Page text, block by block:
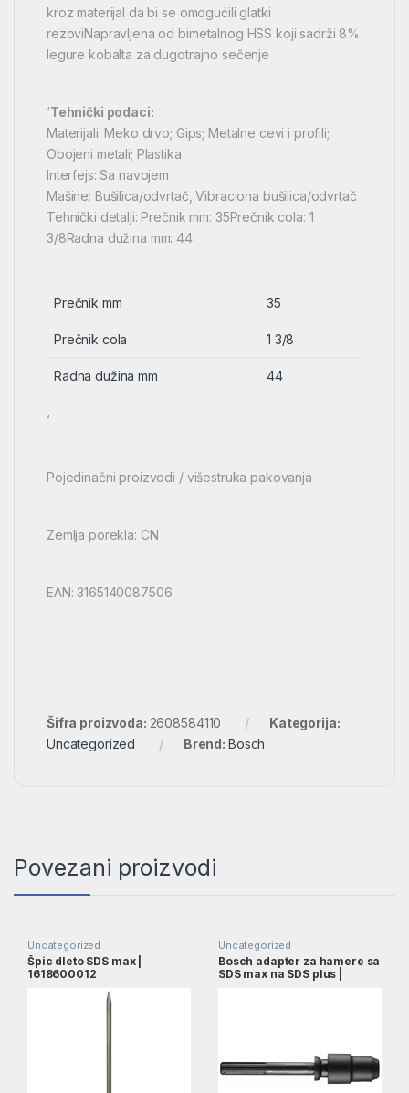
kroz materijal da bi se omogućili glatki
rezoviNapravljena od bimetalnog HSS koji sadrži 8%
legure kobalta za dugotrajno sečenje
‘Tehnički podaci:
Materijali: Meko drvo; Gips; Metalne cevi i profili;
Obojeni metali; Plastika
Interfejs: Sa navojem
Mašine: Bušilica/odvrtač, Vibraciona bušilica/odvrtač
Tehnički detalji: Prečnik mm: 35Prečnik cola: 1
3/8Radna dužina mm: 44
Prečnik mm 35
Prečnik cola 1 3/8
Radna dužina mm 44
‘
Pojedinačni proizvodi / višestruka pakovanja
Zemlja porekla: CN
EAN: 3165140087506
Šifra proizvoda: 2608584110
Kategorija:
Uncategorized
Brend: Bosch
Povezani proizvodi
Uncategorized
Špic dleto SDS max |
1618600012
Uncategorized
Bosch adapter za hamere sa
SDS max na SDS plus |